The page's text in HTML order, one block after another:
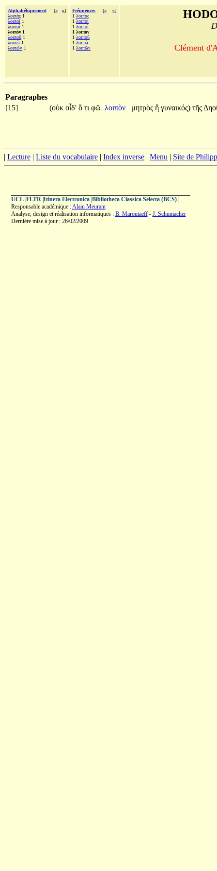
Alphabétiquement [« »]
λοιπὰς 1
λοιποί 1
λοιποὶ 1
λοιπὸν 1
λοιποῦ 1
λοιπὼ 1
λοιπῶν 1
Fréquences [« »]
1 λοιπὰς
1 λοιποί
1 λοιποὶ
1 λοιπὸν
1 λοιποῦ
1 λοιπὼ
1 λοιπῶν Clément
Paragraphes
[15]
(οὐκ οἶδ' ὅ τι φῶ λοιπὸν μητρὸς ἢ γυναικός) τῆς
| Lecture | Liste du vocabulaire | Index inverse | Menu | Site de
UCL| FLTR| Itinera Electronica| Bibliotheca Classica Selecta (BCS)|
Responsable académique :Alain Meurant
Analyse, design et réalisation informatiques : B. Maroutaeff- J. Schumacher
Dernière mise à jour : 26/02/2009